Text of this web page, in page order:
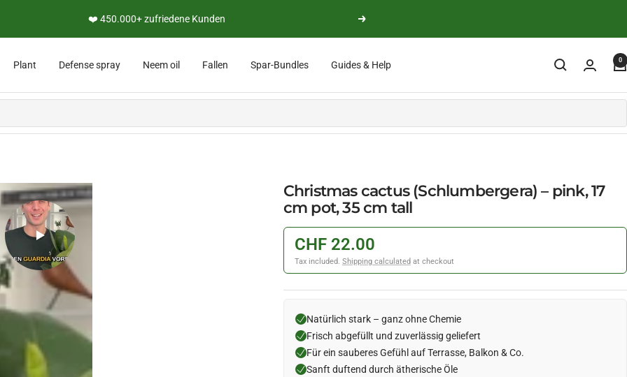
❤️ 450.000+ zufriedene Kunden Next
Plant Defense spray Neem oil Fallen Spar-Bundles Guides & Help 0
Christmas cactus (Schlumbergera) – pink, 17
cm pot, 35 cm tall
CHF 22.00
Tax included. Shipping calculated at checkout
Natürlich stark – ganz ohne Chemie
Frisch abgefüllt und zuverlässig geliefert
Für ein sauberes Gefühl auf Terrasse, Balkon & Co.
Sanft duftend durch ätherische Öle